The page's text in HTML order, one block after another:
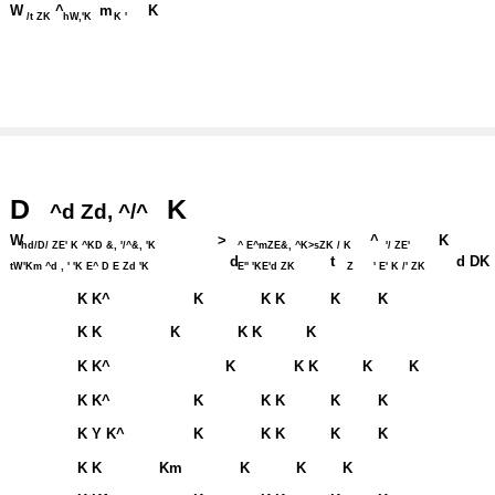
W /t ZK ^hW,'K m K ' K
D ^d Zd, ^/^ K
Whd/D/ ZE' K ^KD &, '/^&, 'K > ^ E^mZE&, ^K>sZK / K ^ '/ ZE' K
tW'Km ^d , ' 'K E^ D E Zd 'K dE'' 'KE'd ZK t Z ' E' K /' ZK d DK
K K^ K K K K K
K K K K K K
K K^ K K K K K
K K^ K K K K K
K Y K^ K K K K K
K K Km K K
K